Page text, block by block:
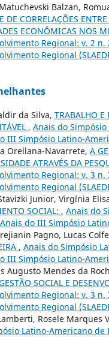
Balzan,
DE CORRELAÇÕES
ECONÔMICAS NOS
Regional: v. 2
Regional
da Silva, TRABALHO
, Anais do
III Simpósio Latino-
Orellana-Navarrete, A
ATRAVÉS DA
Regional: v. 3
Regional
Junior, Virgínia
SOCIAL: , Anais do
do III Simpósio
Pagno, Lucas
, Anais do Simpósio
III Simpósio Latino-
Augusto Mendes da
SOCIAL E
Regional: v. 3
Regional
Rosele Marques
Latino-Americano